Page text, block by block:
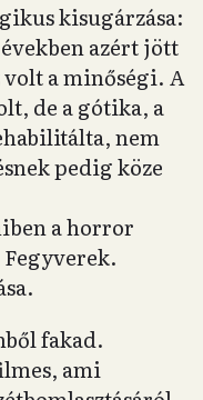
kisugárzása:
azért jött
a minőségi. A
de a gótika, a
nem
pedig köze
a horror
fakad.
ami